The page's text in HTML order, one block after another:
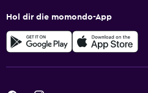
Hol dir die momondo-App